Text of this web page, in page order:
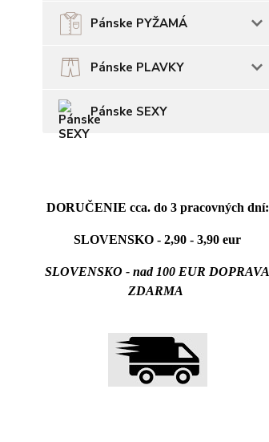
Pánske PYŽAMÁ
Pánske PLAVKY
Pánske SEXY
DORUČENIE cca. do 3 pracovných dní:
SLOVENSKO - 2,90 - 3,90 eur
SLOVENSKO - nad 100 EUR DOPRAVA
ZDARMA